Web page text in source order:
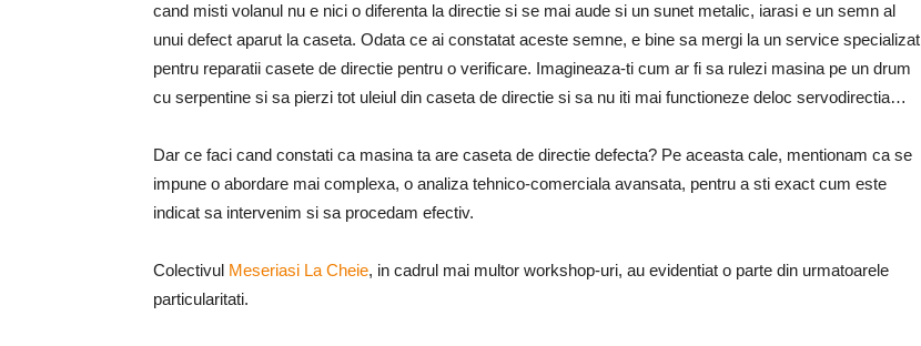
cand misti volanul nu e nici o diferenta la directie si se mai aude si un sunet metalic, iarasi e un semn al
unui defect aparut la caseta. Odata ce ai constatat aceste semne, e bine sa mergi la un service specializat
pentru reparatii casete de directie pentru o verificare. Imagineaza-ti cum ar fi sa rulezi masina pe un drum
cu serpentine si sa pierzi tot uleiul din caseta de directie si sa nu iti mai functioneze deloc servodirectia…
Dar ce faci cand constati ca masina ta are caseta de directie defecta? Pe aceasta cale, mentionam ca se
impune o abordare mai complexa, o analiza tehnico-comerciala avansata, pentru a sti exact cum este
indicat sa intervenim si sa procedam efectiv.
Colectivul Meseriasi La Cheie, in cadrul mai multor workshop-uri, au evidentiat o parte din urmatoarele
particularitati.